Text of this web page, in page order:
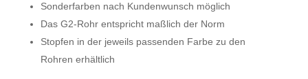
Sonderfarben nach Kundenwunsch möglich
Das G2-Rohr entspricht maßlich der Norm
Stopfen in der jeweils passenden Farbe zu den
Rohren erhältlich